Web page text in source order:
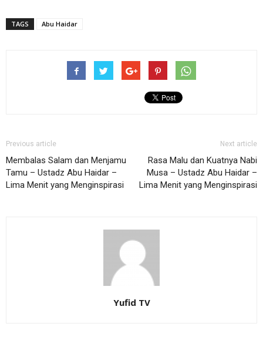
TAGS Abu Haidar
Previous article
Membalas Salam dan Menjamu
Tamu – Ustadz Abu Haidar –
Lima Menit yang Menginspirasi
Next article
Rasa Malu dan Kuatnya Nabi
Musa – Ustadz Abu Haidar –
Lima Menit yang Menginspirasi
Yufid TV